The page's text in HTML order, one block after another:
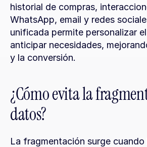
historial de compras,
WhatsApp, email y redes
unificada permite personalizar
anticipar necesidades,
y la conversión.
¿Cómo evita la
datos?
La fragmentación surge